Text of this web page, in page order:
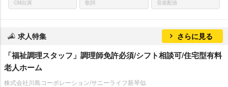
CM出演 歌詞 音楽配信
求人特集 さらに見る
「福祉調理スタッフ」調理師免許必須/シフト相談可/住宅型有料
老人ホーム
株式会社川島コーポレーション/サニーライフ新琴似